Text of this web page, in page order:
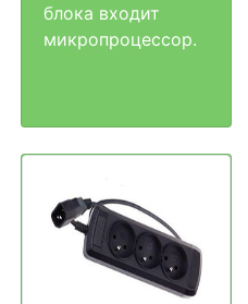
блока входит
микропроцессор.